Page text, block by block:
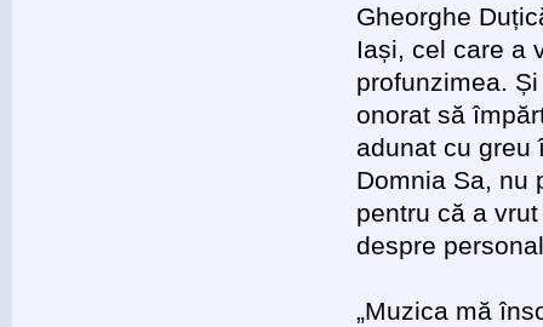
Gheorghe
Iași, cel care a
profunzimea.
onorat să
adunat cu greu
Domnia Sa, nu
pentru că a
despre
„Muzica mă